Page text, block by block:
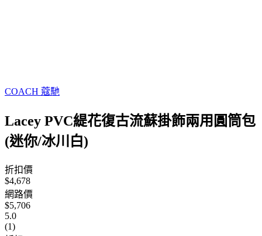
COACH 蔻馳
Lacey PVC緹花復古流蘇掛飾兩用圓筒包
(迷你/冰川白)
折扣價
$4,678
網路價
$5,706
5.0
(1)